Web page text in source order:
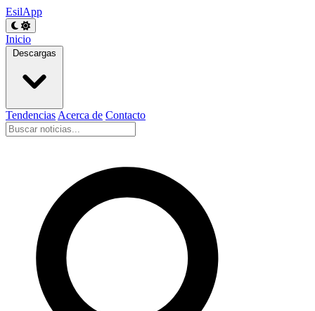
EsilApp
Inicio
Descargas
Tendencias Acerca de Contacto